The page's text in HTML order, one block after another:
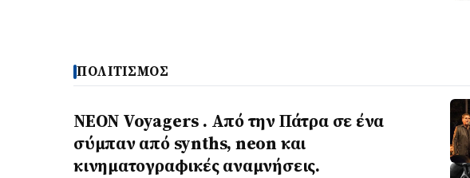
ΠΟΛΙΤΙΣΜΟΣ
NEON Voyagers . Από την Πάτρα σε ένα
σύμπαν από synths, neon και
κινηματογραφικές αναμνήσεις.